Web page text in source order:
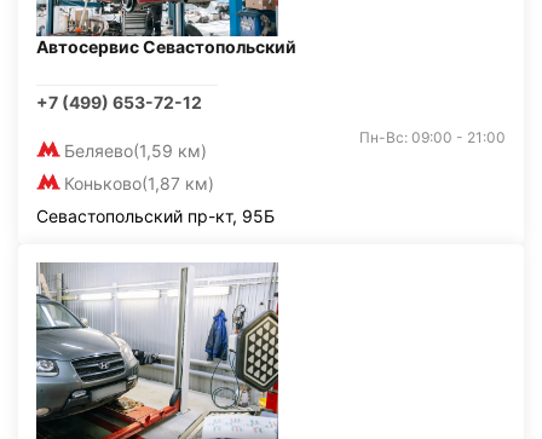
Автосервис Севастопольский
+7 (499) 653-72-12
Беляево(1,59 км)
Коньково(1,87 км)
Пн-Вс: 09:00 - 21:00
Севастопольский пр-кт, 95Б